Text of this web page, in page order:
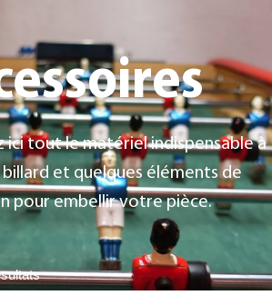
ici tout le matériel indispensable à
et quelques éléments de
pour embellir votre pièce.